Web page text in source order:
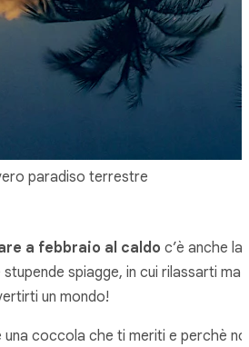
paradiso terrestre
a febbraio al caldo c’è anche la
stupende spiagge, in cui rilassarti ma
un mondo!
una coccola che ti meriti e perchè